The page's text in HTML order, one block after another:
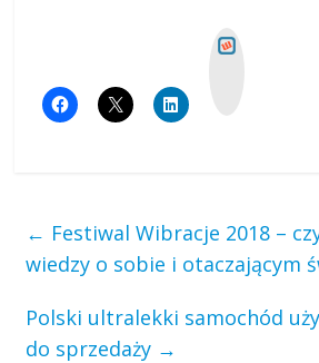
← Festiwal Wibracje 2018 –
wiedzy o sobie i otaczającym
Polski ultralekki samochód
do sprzedaży →